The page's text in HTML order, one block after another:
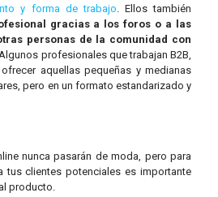
y forma de trabajo. Ellos también
gracias a los foros o a las
personas de la comunidad con
profesionales que trabajan B2B,
aquellas pequeñas y medianas
pero en un formato estandarizado y
nunca pasarán de moda, pero para
tus clientes potenciales es importante
producto.